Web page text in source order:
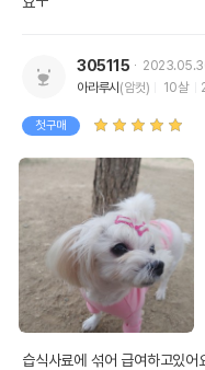
305115
아라루시 (암컷) 10살
첫구매
습식사료에 섞어 급여하고있어